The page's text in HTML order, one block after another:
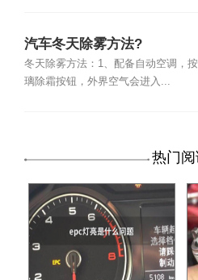
汽车冬天除雾方法?
冬天除雾方法：1、配备自动空调，
璃除霜按钮，外界空气会进入...
热门阅